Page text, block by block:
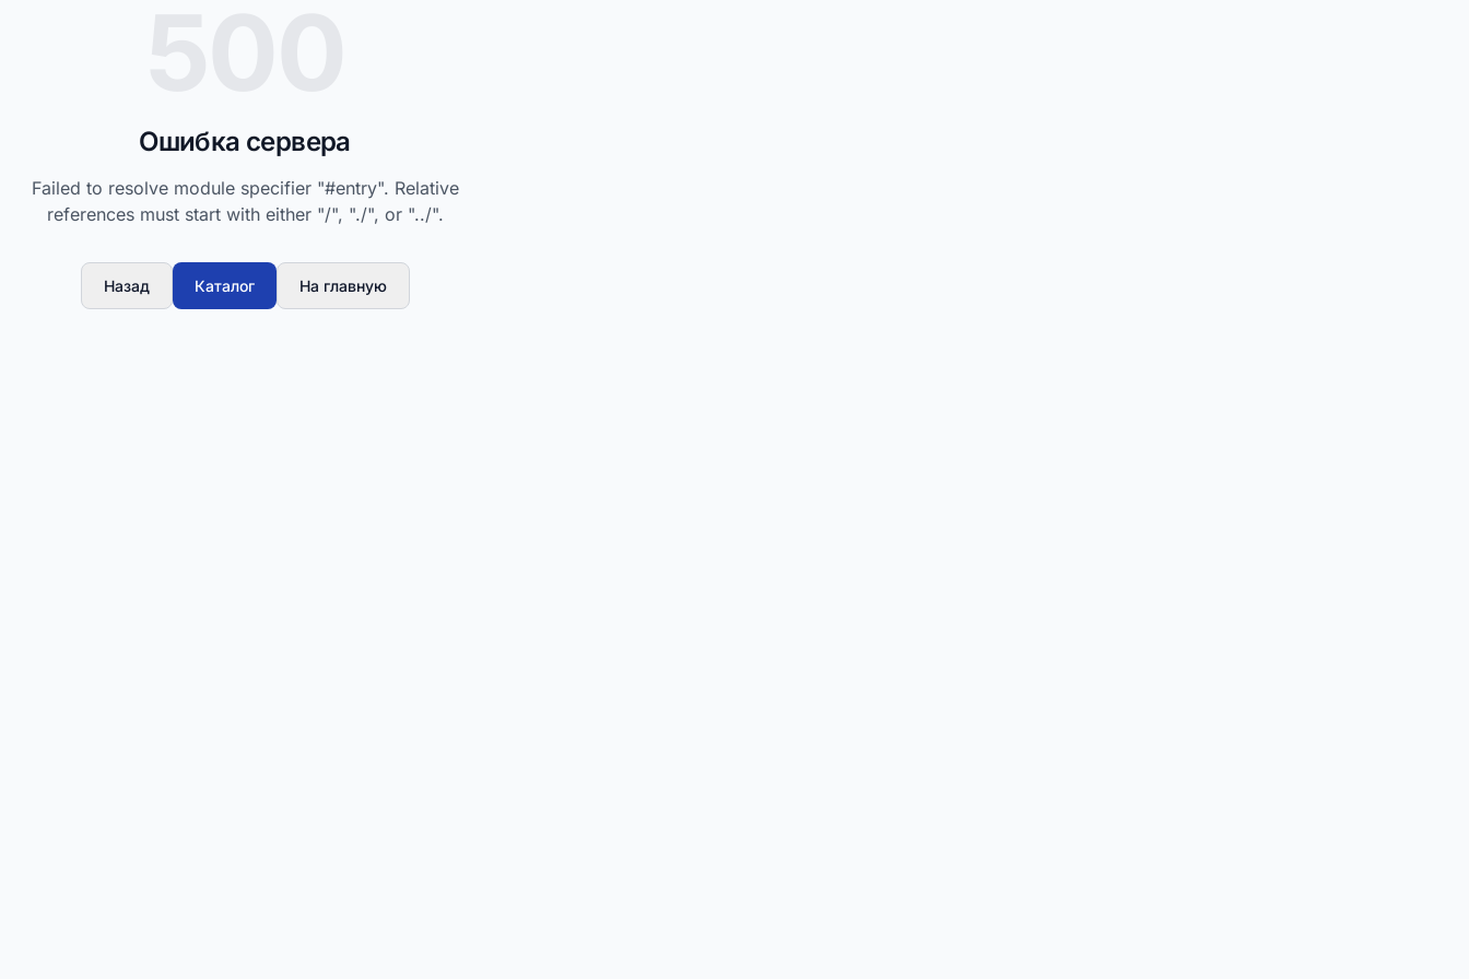
Ошибка сервера
Failed to resolve module specifier "#entry". Relative
references must start with either "/", "./", or "../".
Назад Каталог На главную